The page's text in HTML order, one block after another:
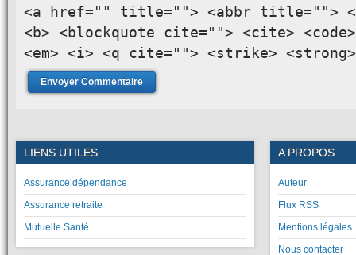
<a href="" title=""> <abbr title="">
<b> <blockquote cite=""> <cite>
<em> <i> <q cite=""> <strike> <strong>
LIENS UTILES
Assurance dépendance
Assurance retraite
Mutuelle Santé
A PROPOS
Auteur
Flux RSS
Mentions légales
Nous contacter